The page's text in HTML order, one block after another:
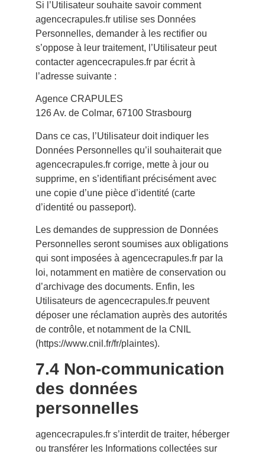
Si l’Utilisateur souhaite savoir comment
agencecrapules.fr utilise ses Données
Personnelles, demander à les rectifier ou
s’oppose à leur traitement, l’Utilisateur peut
contacter agencecrapules.fr par écrit à
l’adresse suivante :
Agence CRAPULES
126 Av. de Colmar, 67100 Strasbourg
Dans ce cas, l’Utilisateur doit indiquer les
Données Personnelles qu’il souhaiterait que
agencecrapules.fr corrige, mette à jour ou
supprime, en s’identifiant précisément avec
une copie d’une pièce d’identité (carte
d’identité ou passeport).
Les demandes de suppression de Données
Personnelles seront soumises aux obligations
qui sont imposées à agencecrapules.fr par la
loi, notamment en matière de conservation ou
d’archivage des documents. Enfin, les
Utilisateurs de agencecrapules.fr peuvent
déposer une réclamation auprès des autorités
de contrôle, et notamment de la CNIL
(https://www.cnil.fr/fr/plaintes).
7.4 Non-communication
des données
personnelles
agencecrapules.fr s’interdit de traiter, héberger
ou transférer les Informations collectées sur